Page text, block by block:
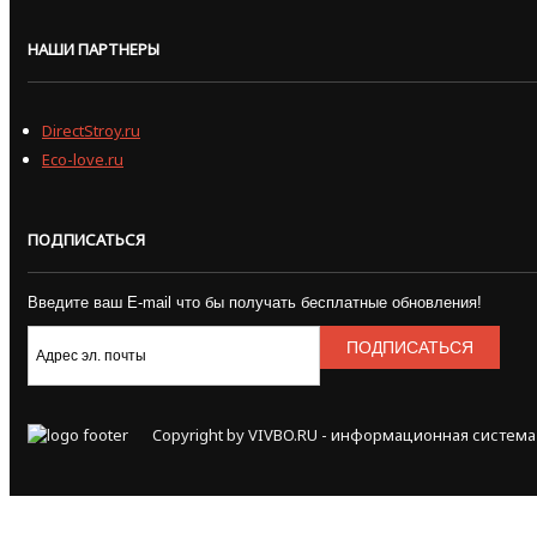
НАШИ ПАРТНЕРЫ
DirectStroy.ru
Eco-love.ru
ПОДПИСАТЬСЯ
Введите ваш E-mail что бы получать бесплатные обновления!
Copyright by VIVBO.RU - информационная